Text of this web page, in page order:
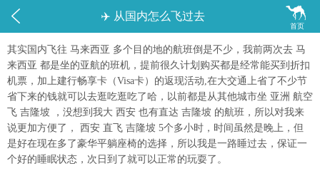
 
首页
✈️ 从国内怎么飞过去
其实国内飞往 马来西亚 多个目的地的航班倒是不少，我前两次去 马
来西亚 都是坐的亚航的班机，提前很久计划购买都是经常能买到折扣
机票，加上建行畅享卡（Visa卡）的返现活动,在大交通上省了不少节
省下来的钱就可以去逛吃逛吃了哈，以前都是从其他城市坐 亚洲 航空
飞 吉隆坡 ，没想到我大 西安 也有直达 吉隆坡 的航班，所以对我来
说更加方便了， 西安 直飞 吉隆坡 5个多小时，时间虽然是晚上，但
是好在现在多了豪华平躺座椅的选择，所以我是一路睡过去，保证一
个好的睡眠状态，次日到了就可以正常的玩耍了。